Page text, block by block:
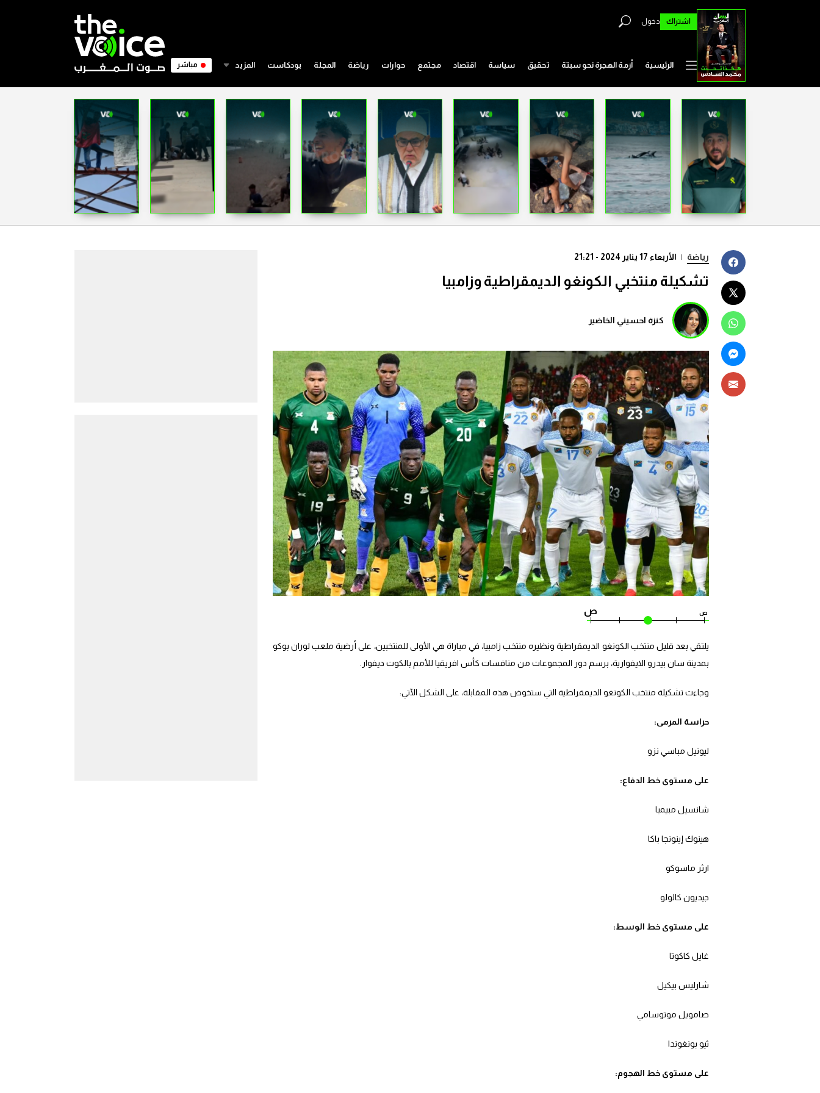
اشتراك دخول
الرئيسية أزمة الهجرة نحو سبتة تحقيق سياسة اقتصاد مجتمع حوارات رياضة المجلة بودكاست المزيد مباشر
رياضة | الأربعاء 17 يناير 2024 - 21:21
تشكيلة منتخبي الكونغو الديمقراطية وزامبيا
كنزة احسيني الخاضير
ص ص
يلتقي بعد قليل منتخب الكونغو الديمقراطية ونظيره منتخب زامبيا، في مباراة هي الأولى للمنتخبين، على أرضية ملعب لوران بوكو
بمدينة سان بيدرو الايفوارية، برسم دور المجموعات من منافسات كأس افريقيا للأمم بالكوت ديفوار.
وجاءت تشكيلة منتخب الكونغو الديمقراطية التي ستخوض هذه المقابلة، على الشكل الآتي:
حراسة المرمى:
ليونيل مباسي نزو
على مستوى خط الدفاع:
شانسيل مبيمبا
هينوك إينونجا باكا
ارثر ماسوكو
جيديون كالولو
على مستوى خط الوسط:
غايل كاكوتا
شارليس بيكيل
صامويل موتوسامي
ثيو بونغوندا
على مستوى خط الهجوم: